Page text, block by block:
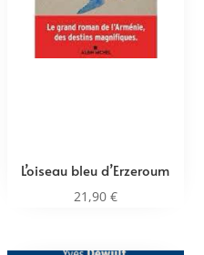
L’oiseau bleu d’Erzeroum
21,90 €